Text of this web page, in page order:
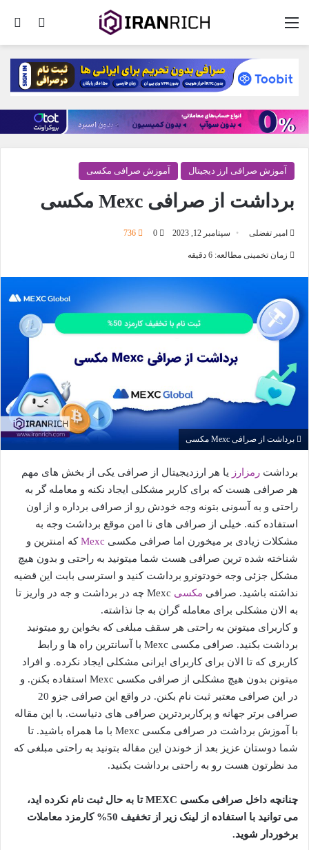
تغییر منو
آموزش صرافی ارز دیجیتال آموزش صرافی مکسی
برداشت از صرافی Mexc مکسی
امیر تفضلی سپتامبر 12, 2023 0
736
زمان تخمینی مطالعه: 6 دقیقه
برداشت از صرافی Mexc مکسی
برداشت رمزارز یا هر ارزدیجیتال از صرافی یکی از بخش های مهم
هر صرافی هست که برای کاربر مشکلی ایجاد نکنه و معامله گر به
راحتی و به آسونی بتونه وجه خودش رو از صرافی برداره و از اون
استفاده کنه. خیلی از صرافی های نا امن موقع برداشت وجه به
مشکلات زیادی بر میخورن اما صرافی مکسی Mexc که امنترین و
شناخته شده ترین صرافی هست شما میتونید به راحتی و بدون هیچ
مشکل جزئی وجه خودتونرو برداشت کنید و استرسی بابت این قضیه
نداشته باشید. صرافی مکسی
Mexc چه در برداشت و جه در واریز تا
به الان مشکلی برای معامله گران به جا نذاشته.
و کاربرای میتونن به راحتی هر سقف مبلغی که بخواین رو میتونید
برداشت بکنید. صرافی مکسی Mexc با آسانترین راه ها و رابط
کاربری که تا الان برای کاربرای ایرانی مشکلی ایجاد نکرده. و افراد
میتونن بدون هیچ مشکلی از صرافی مکسی Mexc استفاده بکنن. و
در این صرافی معتبر ثبت نام بکنن. در واقع این صرافی جزو 20
صرافی برتر جهانه و پرکاربردترین صرافی های دنیاست. با این مقاله
با آموزش برداشت در صرافی مکسی Mexc با ما همراه باشید. تا
شما دوستان عزیز بعد از خوندن این مقاله بتونید به راحتی مبلغی که
مد نظرتون هست رو به راحتی برداشت بکنید.
چنانچه داخل صرافی مکسی MEXC تا به حال ثبت نام نکرده اید،
می توانید با استفاده از لینک زیر از تخفیف 50% کارمزد معاملات
برخوردار شوید.